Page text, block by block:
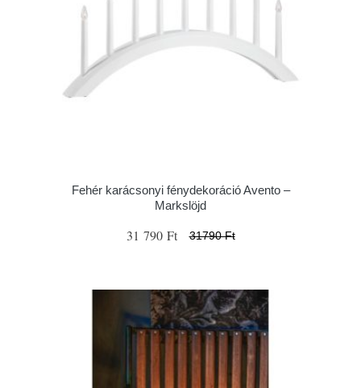
Fehér karácsonyi fénydekoráció Avento –
Markslöjd
31 790 Ft 31790 Ft